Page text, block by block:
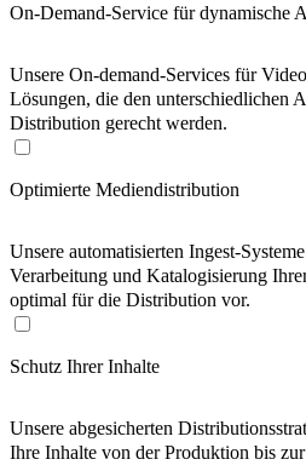
On-Demand-Service für dynamische
Unsere On-demand-Services für
Lösungen, die den unterschiedlichen
Distribution gerecht werden.
Optimierte Mediendistribution
Unsere automatisierten Ingest-
Verarbeitung und Katalogisierung
optimal für die Distribution vor.
Schutz Ihrer Inhalte
Unsere abgesicherten
Ihre Inhalte von der Produktion bis